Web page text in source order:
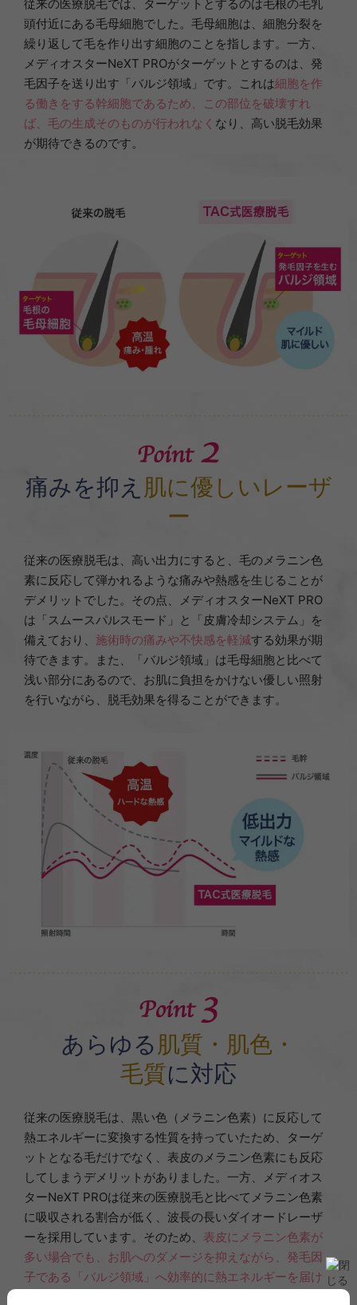
従来の医療脱毛では、ターゲットとするのは毛根の毛乳
頭付近にある毛母細胞でした。毛母細胞は、細胞分裂を
繰り返して毛を作り出す細胞のことを指します。一方、
メディオスターNeXT PROがターゲットとするのは、発
毛因子を送り出す「バルジ領域」です。これは細胞を作
る働きをする幹細胞であるため、この部位を破壊すれ
ば、毛の生成そのものが行われなく なり、高い脱毛効果
が期待できるのです。
痛みを抑え 肌に優しいレーザ
ー
従来の医療脱毛は、高い出力にすると、毛のメラニン色
素に反応して弾かれるような痛みや熱感を生じることが
デメリットでした。その点、メディオスターNeXT PRO
は「スムースパルスモード」と「皮膚冷却システム」を
備えており、 施術時の痛みや不快感を軽減する効果が期
待できます。また、「バルジ領域」は毛母細胞と比べて
浅い部分にあるので、お肌に負担をかけない優しい照射
を行いながら、脱毛効果を得ることができます。
あらゆる 肌質・肌色・
毛質に対応
従来の医療脱毛は、黒い色（メラニン色素）に反応して
熱エネルギーに変換する性質を持っていたため、ターゲ
ットとなる毛だけでなく、表皮のメラニン色素にも反応
してしまうデメリットがありました。一方、メディオス
ターNeXT PROは従来の医療脱毛と比べてメラニン色素
に吸収される割合が低く、波長の長いダイオードレーザ
ーを採用しています。そのため、 表皮にメラニン色素が
多い場合でも、お肌へのダメージを抑えながら、発毛因
子である「バルジ領域」へ効率的に熱エネルギーを届け